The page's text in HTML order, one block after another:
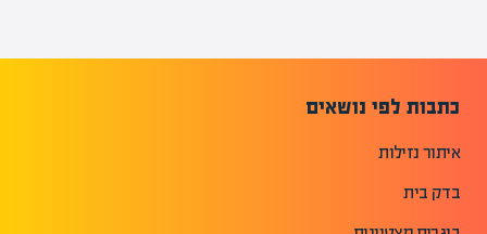
כתבות לפי נושאים
איתור נזילות
בדק בית